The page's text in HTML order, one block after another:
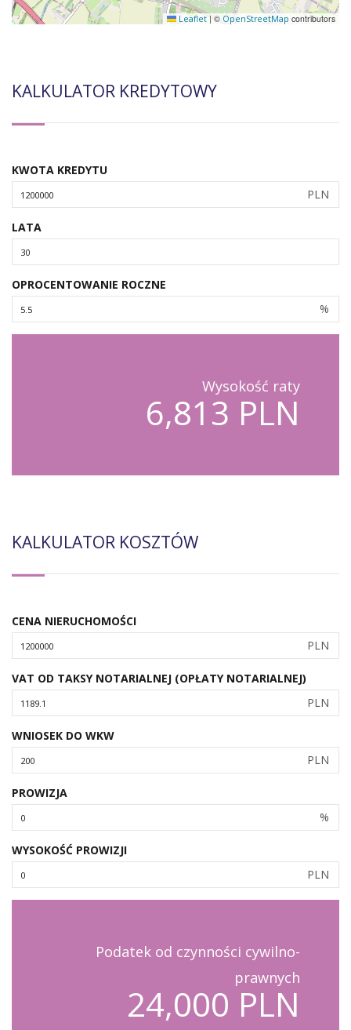
Leaflet | © OpenStreetMap contributors
KALKULATOR KREDYTOWY
KWOTA KREDYTU
PLN
LATA
OPROCENTOWANIE ROCZNE
%
Wysokość raty
6,813 PLN
KALKULATOR KOSZTÓW
CENA NIERUCHOMOŚCI
PLN
VAT OD TAKSY NOTARIALNEJ (OPŁATY NOTARIALNEJ)
PLN
WNIOSEK DO WKW
PLN
PROWIZJA
%
WYSOKOŚĆ PROWIZJI
PLN
Podatek od czynności cywilno-
prawnych
24,000 PLN